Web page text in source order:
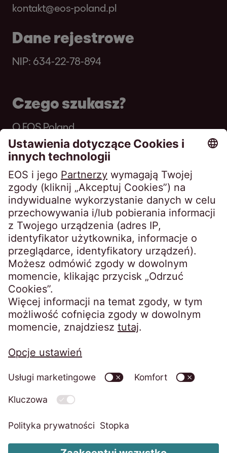
kontakt@eos-poland.pl
Dane rejestrowe
NIP: 634-22-78-894
Czego szukasz?
O EOS Poland
Newsy
Raport roczny i zrównoważonego roz
Badania
Komunikaty prasowe
Odpowiedzialność korporacyjna
Kontakt
Polityka prywatności
Informacje rejestrowe